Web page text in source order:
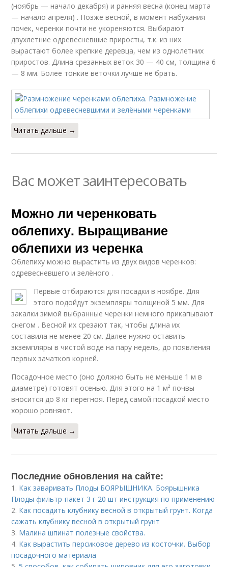
(ноябрь — начало декабря) и ранняя весна (конец марта
— начало апреля) . Позже весной, в момент набухания
почек, черенки почти не укореняются. Выбирают
двухлетние одревесневшие приросты, т.к. из них
вырастают более крепкие деревца, чем из однолетних
приростов. Длина срезанных веток 30 — 40 см, толщина 6
— 8 мм. Более тонкие веточки лучше не брать.
Читать дальше →
Вас может заинтересовать
Можно ли черенковать
облепиху. Выращивание
облепихи из черенка
Облепиху можно вырастить из двух видов черенков:
одревесневшего и зелёного .
Первые отбираются для посадки в ноябре. Для
этого подойдут экземпляры толщиной 5 мм. Для
закалки зимой выбранные черенки немного прикапывают
снегом . Весной их срезают так, чтобы длина их
составила не менее 20 см. Далее нужно оставить
экземпляры в чистой воде на пару недель, до появления
первых зачатков корней.
Посадочное место (оно должно быть не меньше 1 м в
диаметре) готовят осенью. Для этого на 1 м² почвы
вносится до 8 кг перегноя. Перед самой посадкой место
хорошо ровняют.
Читать дальше →
Последние обновления на сайте:
1. Как заваривать Плоды БОЯРЫШНИКА. Боярышника
Плоды фильтр-пакет 3 г 20 шт инструкция по применению
2. Как посадить клубнику весной в открытый грунт. Когда
сажать клубнику весной в открытый грунт
3. Малина шпинат полезные свойства.
4. Как вырастить персиковое дерево из косточки. Выбор
посадочного материала